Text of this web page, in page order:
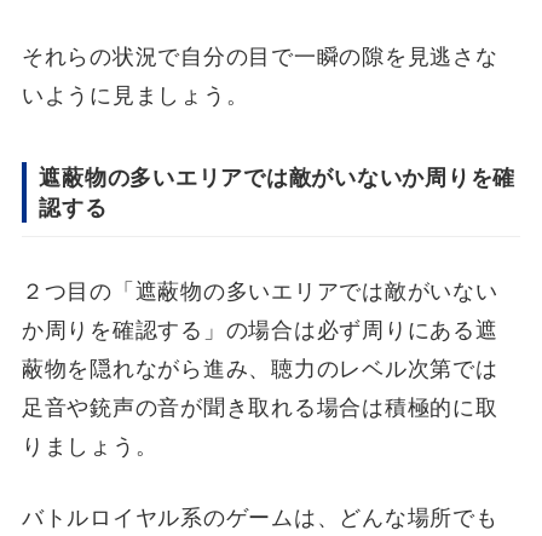
それらの状況で自分の目で一瞬の隙を見逃さな
いように見ましょう。
遮蔽物の多いエリアでは敵がいないか周りを確
認する
２つ目の「遮蔽物の多いエリアでは敵がいない
か周りを確認する」の場合は必ず周りにある遮
蔽物を隠れながら進み、聴力のレベル次第では
足音や銃声の音が聞き取れる場合は積極的に取
りましょう。
バトルロイヤル系のゲームは、どんな場所でも